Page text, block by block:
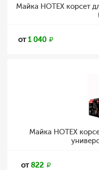
Майка HOTEX корсет
от1 040
Майка HOTEX
от822